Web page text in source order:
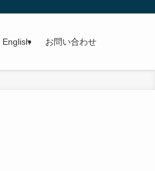
English お問い合わせ